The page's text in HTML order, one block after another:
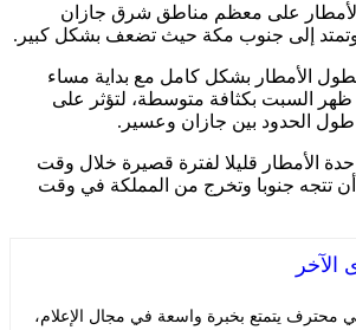
الأمطار على معظم مناطق شرق جازان
إلى جنوب مكة حيث تضعف بشكل كبير.
الأمطار بشكل كامل مع بداية مساء
ظهر السبت بكثافة متوسطة، لتؤثر على
طول الحدود بين جازان وعسير.
الأمطار قليلا لفترة قصيرة خلال وقت
تتجه جنوبا وتخرج من المملكة في وقت
الآخر
محترف يتمتع بخبرة واسعة في مجال الإعلام،